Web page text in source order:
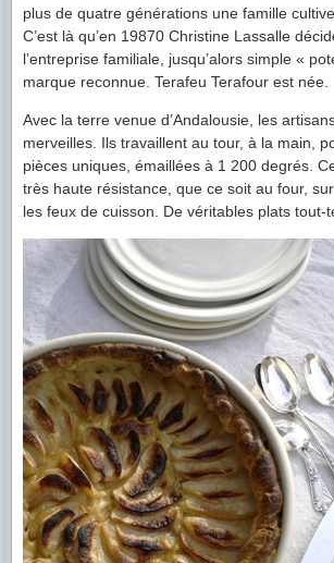
plus de quatre générations une famille
C’est là qu’en 19870 Christine Lassalle
l’entreprise familiale, jusqu’alors simple «
marque reconnue. Terafeu Terafour est née.
Avec la terre venue d’Andalousie, les
merveilles. Ils travaillent au tour, à la main,
pièces uniques, émaillées à 1 200 degrés.
très haute résistance, que ce soit au four,
les feux de cuisson. De véritables plats tout-